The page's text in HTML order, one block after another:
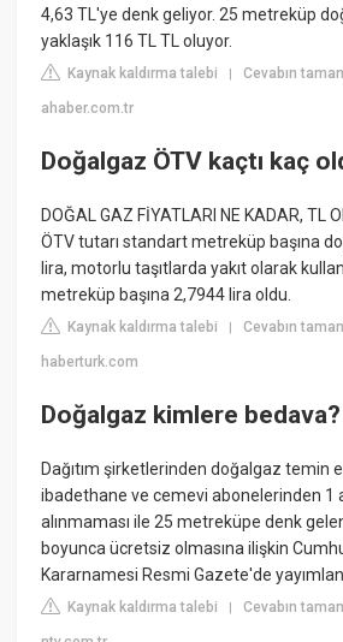
4,63 TL'ye denk geliyor. 25 metreküp
yaklaşık 116 TL TL oluyor.
Kaynak kaldırma talebi |Cevabın
ahaber.com.tr
Doğalgaz ÖTV kaçtı kaç
DOĞAL GAZ FİYATLARI NE KADAR, TL
ÖTV tutarı standart metreküp başına
lira, motorlu taşıtlarda yakıt olarak
metreküp başına 2,7944 lira oldu.
Kaynak kaldırma talebi |Cevabın
haberturk.com
Doğalgaz kimlere bedava?
Dağıtım şirketlerinden doğalgaz temin
ibadethane ve cemevi abonelerinden 1
alınmaması ile 25 metreküpe denk
boyunca ücretsiz olmasına ilişkin
Kararnamesi Resmi Gazete'de
Kaynak kaldırma talebi |Cevabın